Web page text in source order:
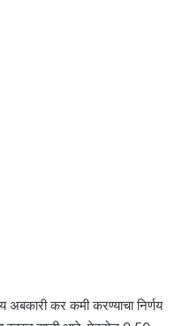
कर कमी करण्याचा निर्णय